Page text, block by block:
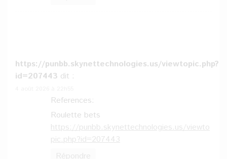
https://punbb.skynettechnologies.us/viewtopic.php?
id=207443 dit :
References:
Roulette bets
https://punbb.skynettechnologies.us/viewto
pic.php?id=207443